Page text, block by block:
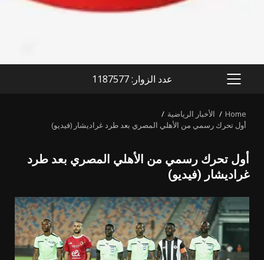
PRIMARY
عدد الزوار: 1187577
Home
الأخبار الرياضية
أول تحرك رسمي من الأهلي المصري بعد طرد غراديشار (فيديو)
أول تحرك رسمي من الأهلي المصري بعد طرد
غراديشار (فيديو)